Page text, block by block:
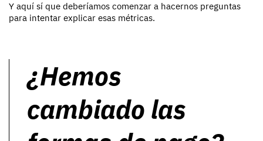
Y aquí sí que deberíamos comenzar a hacernos preguntas
para intentar explicar esas métricas.
¿Hemos
cambiado las